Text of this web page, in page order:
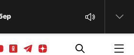
Одноклассники
ТелеграмЯндекс дзен